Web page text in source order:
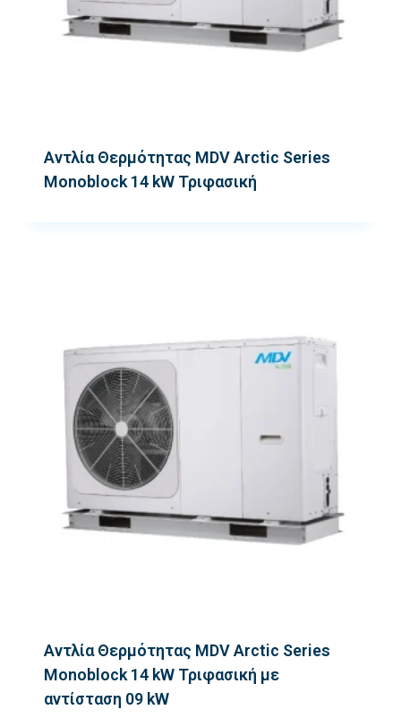
Αντλία Θερμότητας MDV Arctic Series
Monoblock 14 kW Τριφασική
Αντλία Θερμότητας MDV Arctic Series
Monoblock 14 kW Τριφασική με
αντίσταση 09 kW